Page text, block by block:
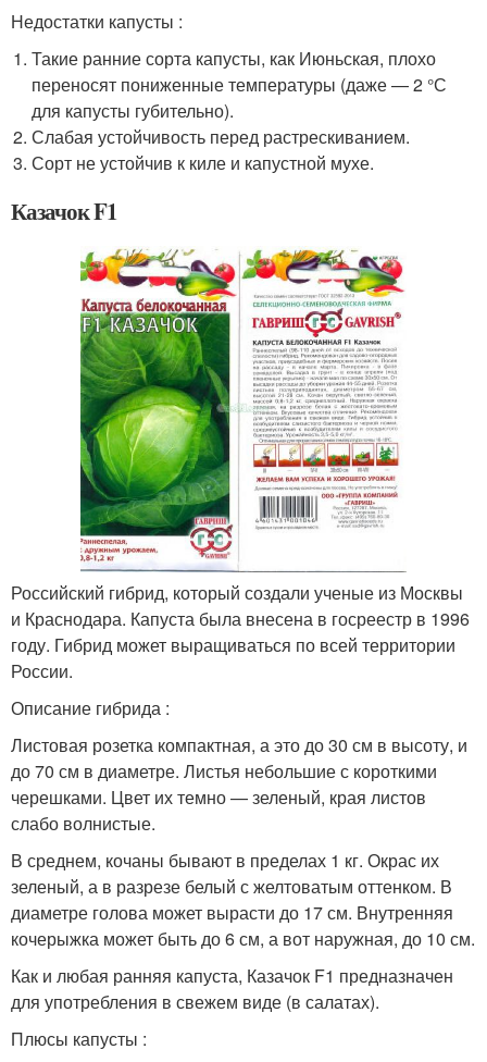
Недостатки капусты :
Такие ранние сорта капусты, как Июньская, плохо
переносят пониженные температуры (даже — 2 °С
для капусты губительно).
Слабая устойчивость перед растрескиванием.
Сорт не устойчив к киле и капустной мухе.
Казачок F1
Российский гибрид, который создали ученые из Москвы
и Краснодара. Капуста была внесена в госреестр в 1996
году. Гибрид может выращиваться по всей территории
России.
Описание гибрида :
Листовая розетка компактная, а это до 30 см в высоту, и
до 70 см в диаметре. Листья небольшие с короткими
черешками. Цвет их темно — зеленый, края листов
слабо волнистые.
В среднем, кочаны бывают в пределах 1 кг. Окрас их
зеленый, а в разрезе белый с желтоватым оттенком. В
диаметре голова может вырасти до 17 см. Внутренняя
кочерыжка может быть до 6 см, а вот наружная, до 10 см.
Как и любая ранняя капуста, Казачок F1 предназначен
для употребления в свежем виде (в салатах).
Плюсы капусты :